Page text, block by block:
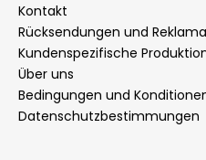
Kontakt
Rücksendungen und
Kundenspezifische
Über uns
Bedingungen und
Datenschutzbestimmungen